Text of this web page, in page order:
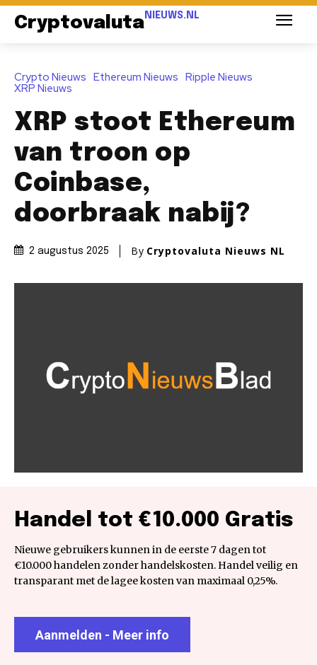
Cryptovaluta NIEUWS.NL
Crypto Nieuws Ethereum Nieuws Ripple Nieuws
XRP Nieuws
XRP stoot Ethereum
van troon op
Coinbase,
doorbraak nabij?
2 augustus 2025 By Cryptovaluta Nieuws NL
Handel tot €10.000 Gratis
Nieuwe gebruikers kunnen in de eerste 7 dagen tot
€10.000 handelen zonder handelskosten. Handel veilig en
transparant met de lagee kosten van maximaal 0,25%.
Aanmelden - Meer info